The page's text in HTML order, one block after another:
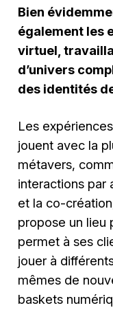
Bien
également les
virtuel,
d’univers
des identités
Les
jouent avec la
métavers,
interactions par
et la co-
propose un lieu
permet à ses
jouer à
mêmes de
baskets